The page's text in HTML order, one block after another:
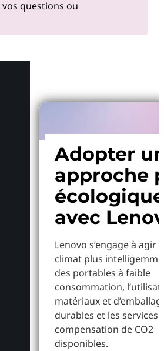
questions ou
Adopter
approche
écologique
avec
Lenovo s’engage à agir
climat plus
des portables à faible
consommation,
matériaux et
durables et les services
compensation de CO2
disponibles.